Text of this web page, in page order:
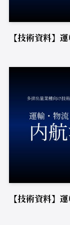
【技術資料】
【技術資料】